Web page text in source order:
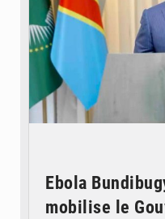
Ebola
mobilise le